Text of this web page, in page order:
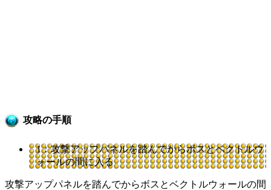
攻略の手順
1：攻撃アップパネルを踏んでからボスとベクトルウ
ォールの間に入る
攻撃アップパネルを踏んでからボスとベクトルウォールの間